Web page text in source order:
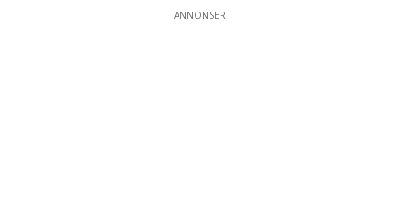
ANNONSER